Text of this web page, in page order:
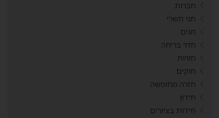
חברות
חגי תשרי
חגים
חדר בריחה
חוויות
חוקים
חזרה מחופשה
חידון
חידות בציורים